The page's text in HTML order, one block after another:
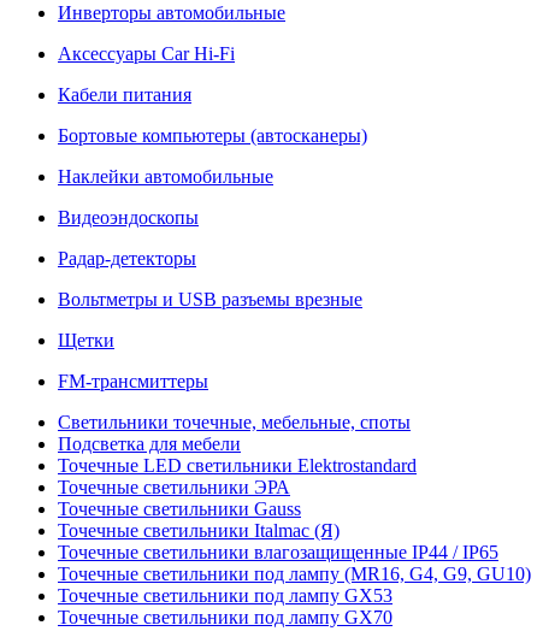
Инверторы автомобильные
Аксессуары Car Hi-Fi
Кабели питания
Бортовые компьютеры (автосканеры)
Наклейки автомобильные
Видеоэндоскопы
Радар-детекторы
Вольтметры и USB разъемы врезные
Щетки
FM-трансмиттеры
Светильники точечные, мебельные, споты
Подсветка для мебели
Точечные LED светильники Elektrostandard
Точечные светильники ЭРА
Точечные светильники Gauss
Точечные светильники Italmac (Я)
Точечные светильники влагозащищенные IP44 / IP65
Точечные светильники под лампу (MR16, G4, G9, GU10)
Точечные светильники под лампу GX53
Точечные светильники под лампу GX70